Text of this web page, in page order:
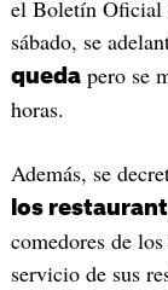
el Boletín Oficial
sábado, se
quedapero se
horas.
Además, se
los
comedores de
servicio de sus